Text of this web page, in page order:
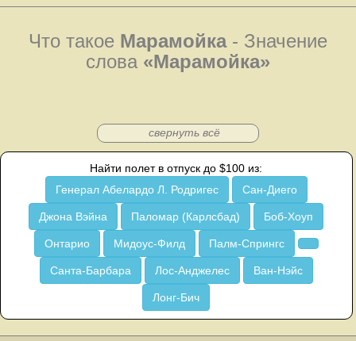
Что такое Марамойка- Значение
слова «Марамойка»
свернуть всё
Найти полет в отпуск до $100 из:
Генерал Абелардо Л. Родригес
Сан-Диего
Джона Вэйна Паломар (Карлсбад) Боб-Хоуп
Онтарио Мидоус-Филд Палм-Спрингс
Санта-Барбара Лос-Анджелес Ван-Нэйс
Лонг-Бич